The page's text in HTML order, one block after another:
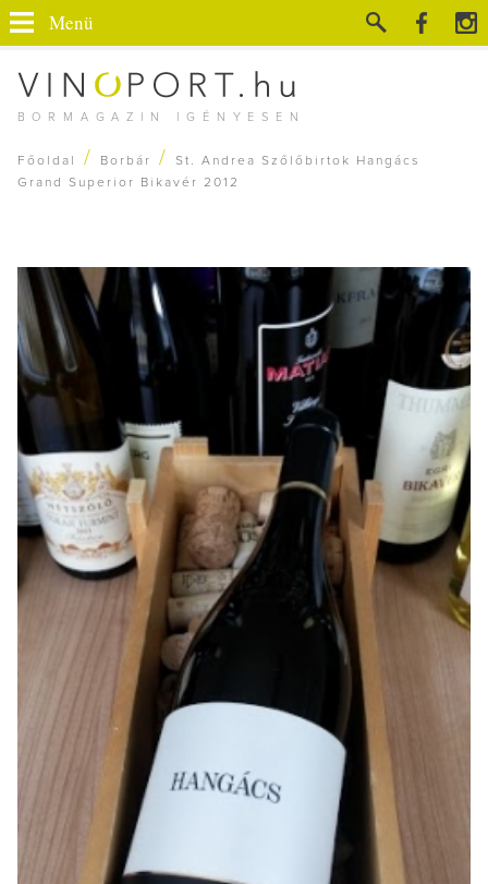
BORMAGAZIN IGÉNYESEN
Menü
Főoldal / Borbár /
St. Andrea Szőlőbirtok Hangács
Grand Superior Bikavér 2012